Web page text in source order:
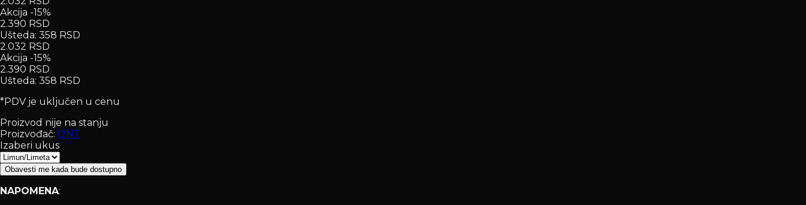
Akcija -15%
2.390 RSD
Ušteda: 358 RSD
2.032 RSD
Akcija -15%
2.390 RSD
Ušteda: 358 RSD
*PDV je uključen u cenu
Proizvod nije na stanju
Proizvođač: QNT
Izaberi ukus
Obavesti me kada bude dostupno
NAPOMENA: